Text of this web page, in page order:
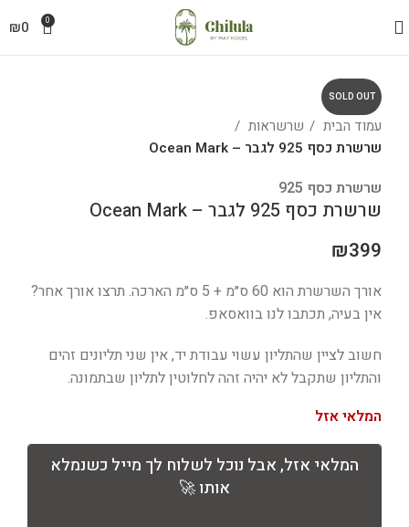
0
₪0
SOLD OUT
עמוד הבית
שרשראות
שרשרת כסף 925 לגבר – Ocean Mark
שרשרת כסף 925
שרשרת כסף 925 לגבר – Ocean Mark
₪399
אורך השרשרת הוא 60 ס״מ + 5 ס״מ הארכה. תרצו אורך אחר?
אין בעיה, תכתבו לנו בוואסאפ.
חשוב לציין שהתליון עשוי עבודת יד, אין שני תליונים זהים
והתליון שתקבל לא יהיה זהה לחלוטין לתליון שבתמונה.
המלאי אזל
המלאי אזל, אבל נוכל לשלוח לך מייל כשנמלא
אותו 🚀